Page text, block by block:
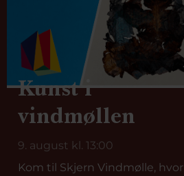
Kunst i
vindmøllen
9. august kl. 13:00
Kom til Skjern Vindmølle, hvor